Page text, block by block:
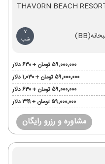
THAVORN BEACH
(BB)
7
شب
۵۹٬۰۰۰٬۰۰۰ تومان + ۶۳۰ دلار
۵۹٬۰۰۰٬۰۰۰ تومان + ۱٬۰۳۰ دلار
۵۹٬۰۰۰٬۰۰۰ تومان + ۶۳۰ دلار
۵۹٬۰۰۰٬۰۰۰ تومان + ۳۹۹ دلار
مشاوره و رزرو رایگان